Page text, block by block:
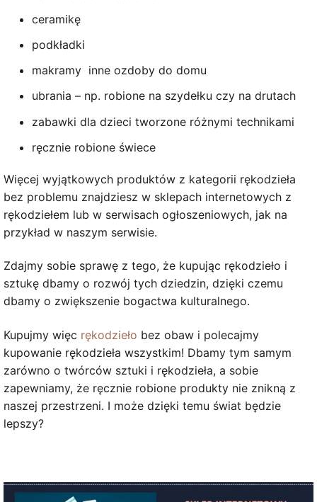
ceramikę
podkładki
makramy inne ozdoby do domu
ubrania – np. robione na szydełku czy na drutach
zabawki dla dzieci tworzone różnymi technikami
ręcznie robione świece
Więcej wyjątkowych produktów z kategorii rękodzieła
bez problemu znajdziesz w sklepach internetowych z
rękodziełem lub w serwisach ogłoszeniowych, jak na
przykład w naszym serwisie.
Zdajmy sobie sprawę z tego, że kupując rękodzieło i
sztukę dbamy o rozwój tych dziedzin, dzięki czemu
dbamy o zwiększenie bogactwa kulturalnego.
Kupujmy więc rękodzieło bez obaw i polecajmy
kupowanie rękodzieła wszystkim! Dbamy tym samym
zarówno o twórców sztuki i rękodzieła, a sobie
zapewniamy, że ręcznie robione produkty nie znikną z
naszej przestrzeni. I może dzięki temu świat będzie
lepszy?